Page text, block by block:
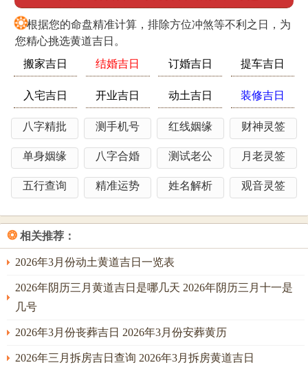
相生、象征财源流动。此日适合水利工程或地基加固，可提
升家宅稳定性。
避开巳日、亥日、寅日。
方位禁忌2025年三煞位在东方，太岁位于东南，动土时需绕
开这两个方位;否则易引发意外.
五行相生法则，八字喜土者宜选辰、戌、丑、未日（如3月7
日丙申日）；喜火者可择巳、午日（如5月10日己未日）。
另一方面，
节气同气场平衡,避开立春（2月3日）、冬至（12月21日）前
后三日，当下阴阳交替 -气场不稳。
结合个人运势 -若流年遇“七杀”或“五黄煞”，需选择有天月二
德庇护的日期（如1月5日）化解灾厄。
动土传统习俗同仪式，祭拜土地神。动土前需准备三牲
（鸡、鱼、猪）、五谷同酒水~诵读祭文：“今择吉日良辰。
❂根据您的命盘精准计算，排除方位冲煞等不利之日，为
您精心挑选黄道吉日。
搬家吉日
结婚吉日 订婚吉日 提车吉日
入宅吉日 开业吉日 动土吉日 装修吉日
八字精批 测手机号 红线姻缘 财神灵签
单身姻缘 八字合婚 测试老公 月老灵签
五行查询 精准运势 姓名解析 观音灵签
❂ 相关推荐：
2026年3月份动土黄道吉日一览表
2026年阴历三月黄道吉日是哪几天 2026年阴历三月十一是
几号
2026年3月份丧葬吉日 2026年3月份安葬黄历
2026年三月拆房吉日查询 2026年3月拆房黄道吉日